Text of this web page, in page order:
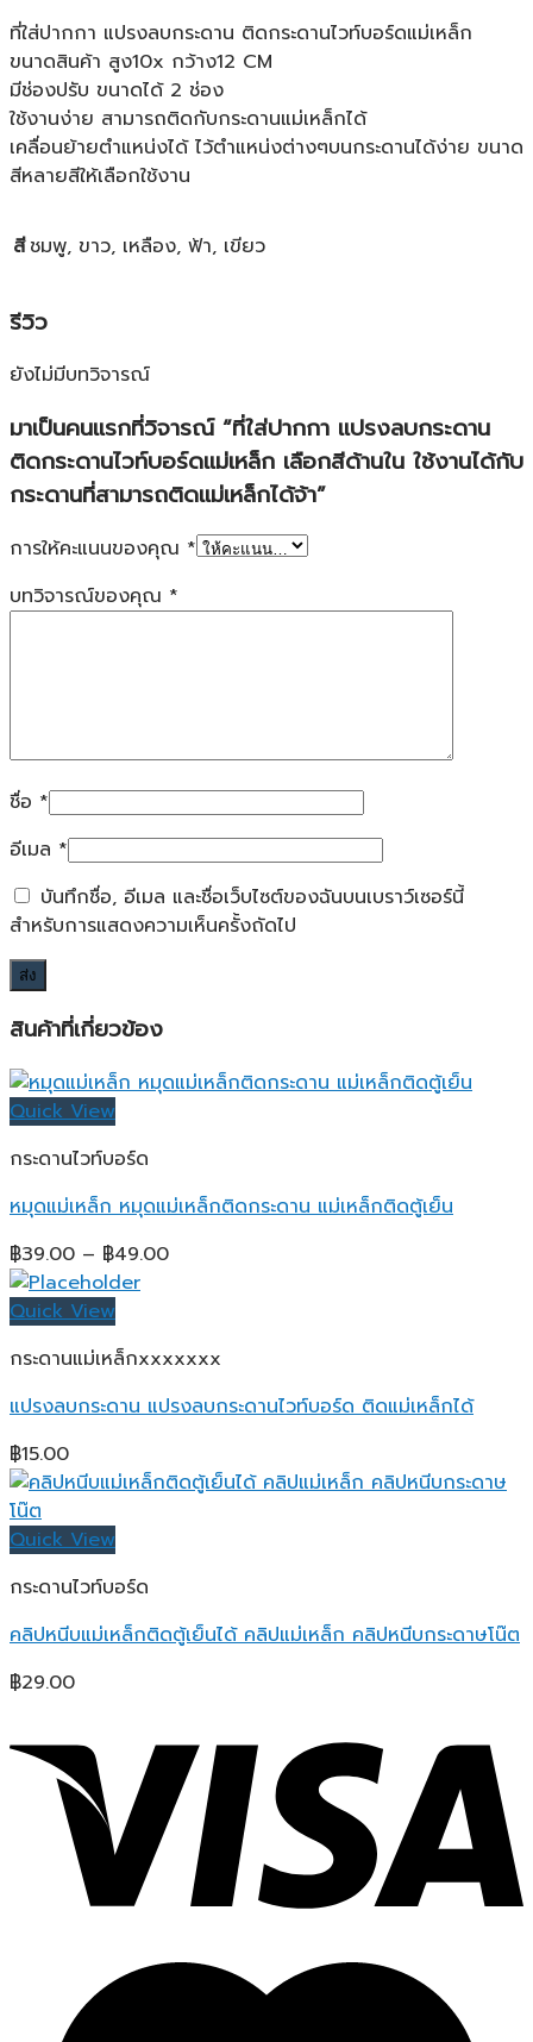
ที่ใส่ปากกา แปรงลบกระดาน ติดกระดานไวท์บอร์ดแม่เหล็ก
ขนาดสินค้า สูง10x กว้าง12 CM
มีช่องปรับ ขนาดได้ 2 ช่อง
ใช้งานง่าย สามารถติดกับกระดานแม่เหล็กได้
เคลื่อนย้ายตำแหน่งได้ ไว้ตำแหน่งต่างๆบนกระดานได้ง่าย ขนาด
สีหลายสีให้เลือกใช้งาน
สี ชมพู, ขาว, เหลือง, ฟ้า, เขียว
รีวิว
ยังไม่มีบทวิจารณ์
มาเป็นคนแรกที่วิจารณ์ “ที่ใส่ปากกา แปรงลบกระดาน
ติดกระดานไวท์บอร์ดแม่เหล็ก เลือกสีด้านใน ใช้งานได้กับ
กระดานที่สามารถติดแม่เหล็กได้จ้า”
การให้คะแนนของคุณ *
บทวิจารณ์ของคุณ *
ชื่อ *
อีเมล *
บันทึกชื่อ, อีเมล และชื่อเว็บไซต์ของฉันบนเบราว์เซอร์นี้
สำหรับการแสดงความเห็นครั้งถัดไป
สินค้าที่เกี่ยวข้อง
Quick View
กระดานไวท์บอร์ด
หมุดแม่เหล็ก หมุดแม่เหล็กติดกระดาน แม่เหล็กติดตู้เย็น
฿39.00 – ฿49.00Price
฿49.00
Quick View
กระดานแม่เหล็กxxxxxxx
แปรงลบกระดาน แปรงลบกระดานไวท์บอร์ด ติดแม่เหล็กได้
฿15.00
Quick View
กระดานไวท์บอร์ด
คลิปหนีบแม่เหล็กติดตู้เย็นได้ คลิปแม่เหล็ก คลิปหนีบกระดาษโน๊ต
฿29.00